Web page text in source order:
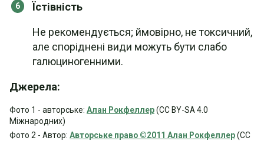
Їстівність
Не рекомендується; ймовірно, не токсичний,
але споріднені види можуть бути слабо
галюциногенними.
Джерела:
Фото 1 - авторське: Алан Рокфеллер(CC BY-SA 4.0
Міжнародних)
Фото 2 - Автор: Авторське право ©2011 Алан Рокфеллер(CC